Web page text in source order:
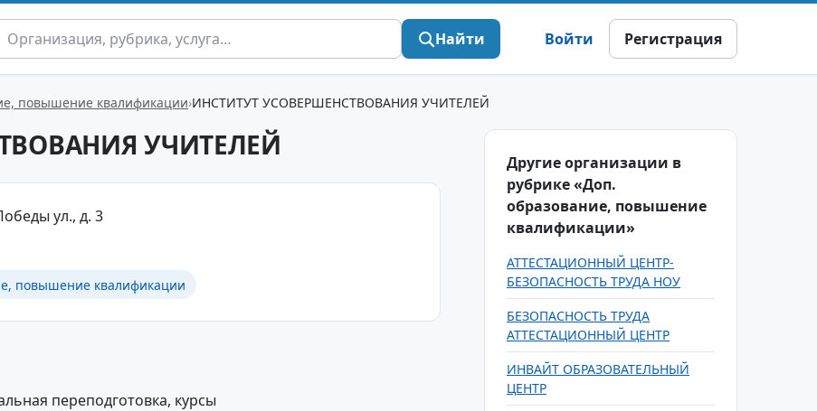
Найти Войти Регистрация
повышение квалификации ИНСТИТУТ УСОВЕРШЕНСТВОВАНИЯ УЧИТЕЛЕЙ
УЧИТЕЛЕЙ
ул., д. 3
повышение квалификации
переподготовка, курсы
Другие организации в
рубрике «Доп.
образование, повышение
квалификации»
АТТЕСТАЦИОННЫЙ ЦЕНТР-
БЕЗОПАСНОСТЬ ТРУДА НОУ
БЕЗОПАСНОСТЬ ТРУДА
АТТЕСТАЦИОННЫЙ ЦЕНТР
ИНВАЙТ ОБРАЗОВАТЕЛЬНЫЙ
ЦЕНТР